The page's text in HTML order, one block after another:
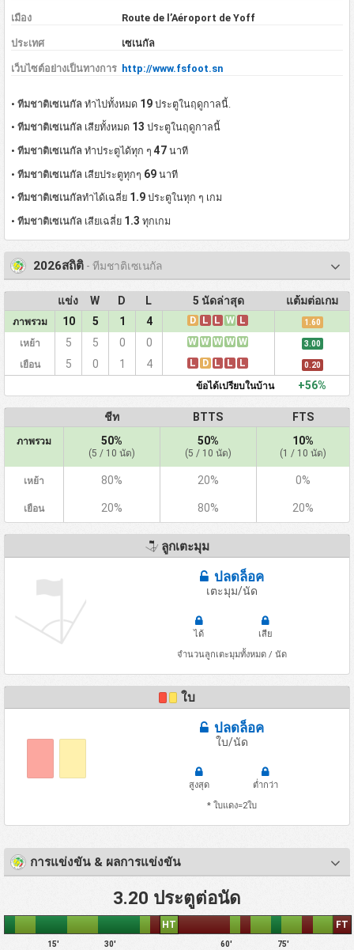
เมือง Route de l’Aéroport de Yoff
ประเทศ เซเนกัล
เว็บไซต์อย่างเป็นทางการ http://www.fsfoot.sn
•ทีมชาติเซเนกัล ทำไปทั้งหมด 19 ประตูในฤดูกาลนี้.
•ทีมชาติเซเนกัล เสียทั้งหมด 13 ประตูในฤดูกาลนี้
•ทีมชาติเซเนกัล ทำประตูได้ทุก ๆ47 นาที
•ทีมชาติเซเนกัล เสียประตูทุกๆ 69 นาที
•ทีมชาติเซเนกัลทำได้เฉลี่ย 1.9 ประตูในทุก ๆ เกม
•ทีมชาติเซเนกัล เสียเฉลี่ย 1.3 ทุกเกม
2026สถิติ- ทีมชาติเซเนกัล
แข่ง W D L 5 นัดล่าสุด แต้มต่อเกม
ภาพรวม 10 5 1 4 D L L W L 1.60
เหย้า 5 5 0 0 W W W W W 3.00
เยือน 5 0 1 4 L D L L L 0.20
ข้อได้เปรียบในบ้าน +56%
ชีท BTTS FTS
ภาพรวม 50%
(5 / 10 นัด)
50%
(5 / 10 นัด)
10%
(1 / 10 นัด)
เหย้า 80% 20% 0%
เยือน 20% 80% 20%
ลูกเตะมุม
ปลดล็อค
เตะมุม/นัด
ได้
เสีย
จำนวนลูกเตะมุมทั้งหมด / นัด
ใบ
ปลดล็อค
ใบ/นัด
สูงสุด
ต่ำกว่า
* ใบแดง=2ใบ
การแข่งขัน & ผลการแข่งขัน
3.20 ประตูต่อนัด
15' 30'
HT
60' 75'
FT